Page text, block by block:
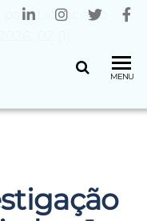
MENU
Licenciado – 1